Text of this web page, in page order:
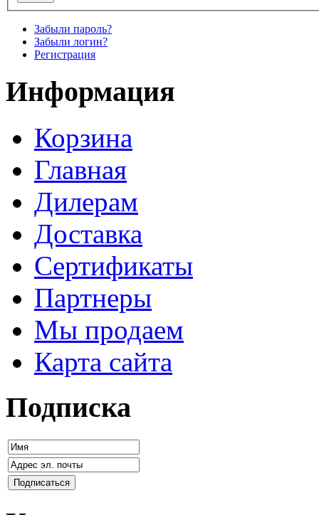
Забыли пароль?
Забыли логин?
Регистрация
Информация
Корзина
Главная
Дилерам
Доставка
Сертификаты
Партнеры
Мы продаем
Карта сайта
Подписка